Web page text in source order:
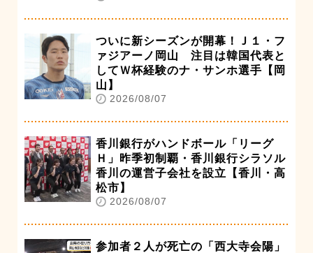
ついに新シーズンが開幕！Ｊ１・フ
ァジアーノ岡山 注目は韓国代表と
してＷ杯経験のナ・サンホ選手【岡
山】
2026/08/07
香川銀行がハンドボール「リーグ
Ｈ」昨季初制覇・香川銀行シラソル
香川の運営子会社を設立【香川・高
松市】
2026/08/07
参加者２人が死亡の「西大寺会陽」